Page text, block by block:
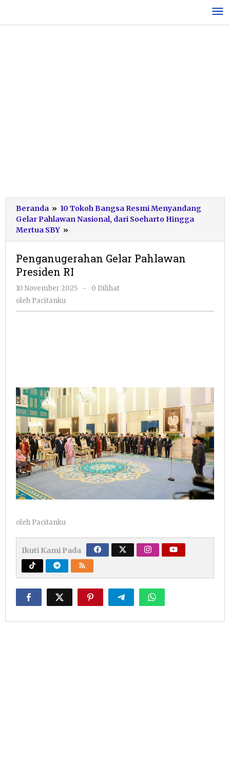
konten
Beranda » 10 Tokoh Bangsa Resmi Menyandang
Gelar Pahlawan Nasional, dari Soeharto Hingga
Mertua SBY »
Gelar
Presiden
RI
Penganugerahan Gelar Pahlawan
Presiden RI
10 November 2025
oleh
-
0 Dilihat
oleh Pacitanku
oleh Pacitanku
Ikuti Kami Pada